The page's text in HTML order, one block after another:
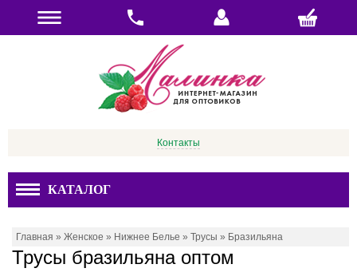
Контакты
КАТАЛОГ
Главная » Женское » Нижнее Белье » Трусы » Бразильяна
Трусы бразильяна оптом